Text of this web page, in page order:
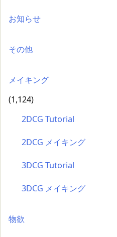
お知らせ
その他
メイキング
(1,124)
2DCG Tutorial
2DCG メイキング
3DCG Tutorial
3DCG メイキング
物欲